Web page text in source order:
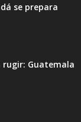
se prepara
rugir: Guatemala